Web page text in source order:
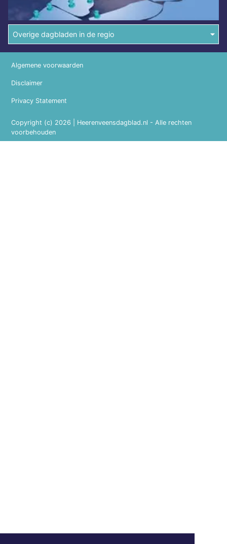
Overige dagbladen in de regio
Copyright (c) 2026 | Heerenveensdagblad.nl - Alle rechten
voorbehouden
Algemene voorwaarden
Disclaimer
Privacy Statement